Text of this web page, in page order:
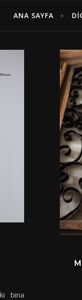
ANA SAYFA
bina